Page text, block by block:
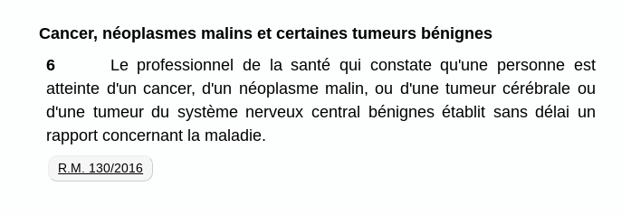
Cancer, néoplasmes malins et certaines tumeurs bénignes
6
Le professionnel de la santé qui constate qu'une personne est
atteinte d'un cancer, d'un néoplasme malin, ou d'une tumeur cérébrale ou
d'une tumeur du système nerveux central bénignes établit sans délai un
rapport concernant la maladie.
R.M. 130/2016